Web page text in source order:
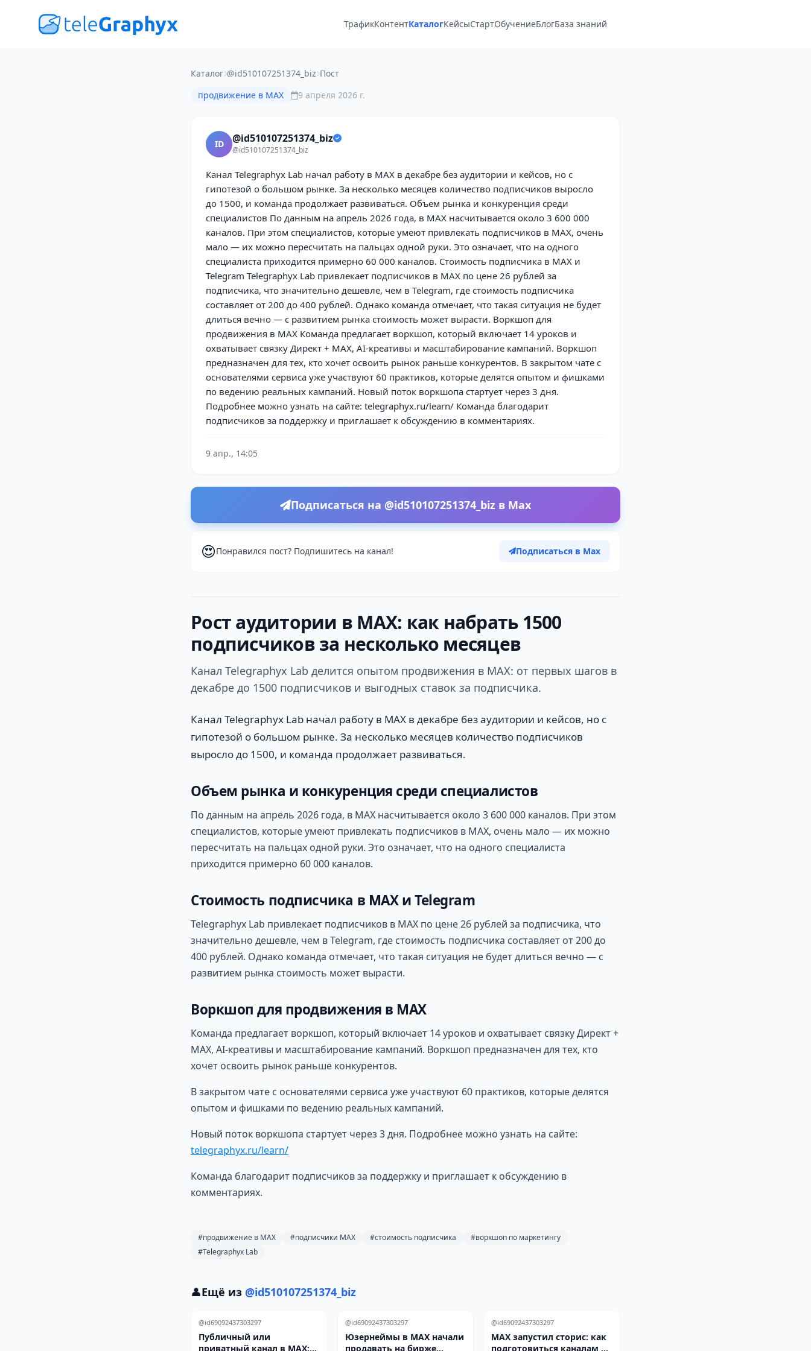
ТрафикКонтентКаталогКейсыСтартОбучениеБлогБаза знаний
Каталог @id510107251374_biz Пост
продвижение в MAX
9 апреля 2026 г.
ID @id510107251374_biz
@id510107251374_biz
Канал Telegraphyx Lab начал работу в MAX в декабре без аудитории и кейсов, но с
гипотезой о большом рынке. За несколько месяцев количество подписчиков выросло
до 1500, и команда продолжает развиваться. Объем рынка и конкуренция среди
специалистов По данным на апрель 2026 года, в MAX насчитывается около 3 600 000
каналов. При этом специалистов, которые умеют привлекать подписчиков в MAX, очень
мало — их можно пересчитать на пальцах одной руки. Это означает, что на одного
специалиста приходится примерно 60 000 каналов. Стоимость подписчика в MAX и
Telegram Telegraphyx Lab привлекает подписчиков в MAX по цене 26 рублей за
подписчика, что значительно дешевле, чем в Telegram, где стоимость подписчика
составляет от 200 до 400 рублей. Однако команда отмечает, что такая ситуация не будет
длиться вечно — с развитием рынка стоимость может вырасти. Воркшоп для
продвижения в MAX Команда предлагает воркшоп, который включает 14 уроков и
охватывает связку Директ + MAX, AI-креативы и масштабирование кампаний. Воркшоп
предназначен для тех, кто хочет освоить рынок раньше конкурентов. В закрытом чате с
основателями сервиса уже участвуют 60 практиков, которые делятся опытом и фишками
по ведению реальных кампаний. Новый поток воркшопа стартует через 3 дня.
Подробнее можно узнать на сайте: telegraphyx.ru/learn/ Команда благодарит
подписчиков за поддержку и приглашает к обсуждению в комментариях.
9 апр., 14:05
Подписаться на @id510107251374_biz в Max
😍Понравился пост? Подпишитесь на канал! Подписаться в Max
Рост аудитории в MAX: как набрать 1500
подписчиков за несколько месяцев
Канал Telegraphyx Lab делится опытом продвижения в MAX: от первых шагов в
декабре до 1500 подписчиков и выгодных ставок за подписчика.
Канал Telegraphyx Lab начал работу в MAX в декабре без аудитории и кейсов, но с
гипотезой о большом рынке. За несколько месяцев количество подписчиков
выросло до 1500, и команда продолжает развиваться.
Объем рынка и конкуренция среди специалистов
По данным на апрель 2026 года, в MAX насчитывается около 3 600 000 каналов. При этом
специалистов, которые умеют привлекать подписчиков в MAX, очень мало — их можно
пересчитать на пальцах одной руки. Это означает, что на одного специалиста
приходится примерно 60 000 каналов.
Стоимость подписчика в MAX и Telegram
Telegraphyx Lab привлекает подписчиков в MAX по цене 26 рублей за подписчика, что
значительно дешевле, чем в Telegram, где стоимость подписчика составляет от 200 до
400 рублей. Однако команда отмечает, что такая ситуация не будет длиться вечно — с
развитием рынка стоимость может вырасти.
Воркшоп для продвижения в MAX
Команда предлагает воркшоп, который включает 14 уроков и охватывает связку Директ +
MAX, AI-креативы и масштабирование кампаний. Воркшоп предназначен для тех, кто
хочет освоить рынок раньше конкурентов.
В закрытом чате с основателями сервиса уже участвуют 60 практиков, которые делятся
опытом и фишками по ведению реальных кампаний.
Новый поток воркшопа стартует через 3 дня. Подробнее можно узнать на сайте:
telegraphyx.ru/learn/
Команда благодарит подписчиков за поддержку и приглашает к обсуждению в
комментариях.
#продвижение в MAX #подписчики MAX #стоимость подписчика
#воркшоп по маркетингу
#Telegraphyx Lab
👤Ещё из @id510107251374_biz
@id69092437303297
Публичный или
приватный канал в MAX:
@id69092437303297
Юзернеймы в MAX начали
продавать на бирже
@id69092437303297
MAX запустил сторис: как
подготовиться каналам к